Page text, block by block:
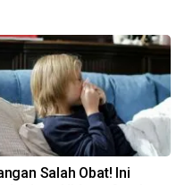
Salah Obat! Ini